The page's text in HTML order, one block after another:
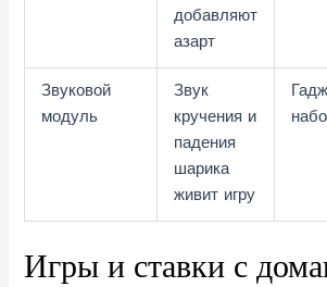
добавляют
азарт
Звуковой
модуль
Звук
кручения и
падения
шарика
живит игру
Игры и ставки с